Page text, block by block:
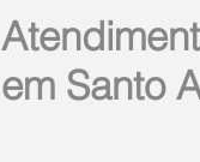
em Santo